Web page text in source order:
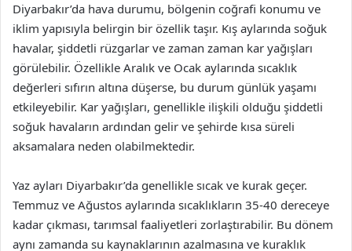
Diyarbakır’da hava durumu, bölgenin coğrafi konumu ve
iklim yapısıyla belirgin bir özellik taşır. Kış aylarında soğuk
havalar, şiddetli rüzgarlar ve zaman zaman kar yağışları
görülebilir. Özellikle Aralık ve Ocak aylarında sıcaklık
değerleri sıfırın altına düşerse, bu durum günlük yaşamı
etkileyebilir. Kar yağışları, genellikle ilişkili olduğu şiddetli
soğuk havaların ardından gelir ve şehirde kısa süreli
aksamalara neden olabilmektedir.
Yaz ayları Diyarbakır’da genellikle sıcak ve kurak geçer.
Temmuz ve Ağustos aylarında sıcaklıkların 35-40 dereceye
kadar çıkması, tarımsal faaliyetleri zorlaştırabilir. Bu dönem
aynı zamanda su kaynaklarının azalmasına ve kuraklık